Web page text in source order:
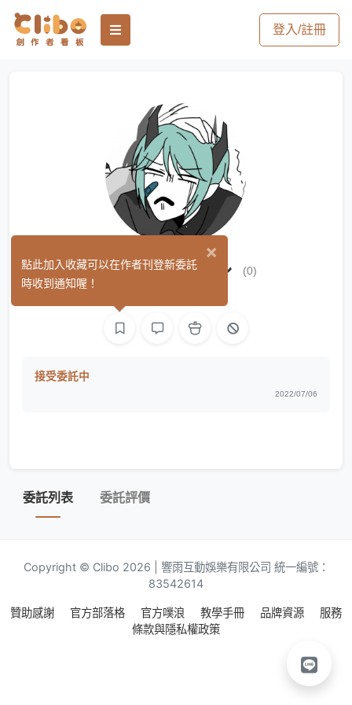
登入/註冊
乙醇 エタノール (0)
接受委託中
2022/07/06
委託列表 委託評價
Copyright © Clibo 2026 | 響雨互動娛樂有限公司 統一編號：
83542614
贊助感謝 官方部落格 官方噗浪 教學手冊 品牌資源
服務
條款與隱私權政策
×
點此加入收藏可以在作者刊登新委託
時收到通知喔！